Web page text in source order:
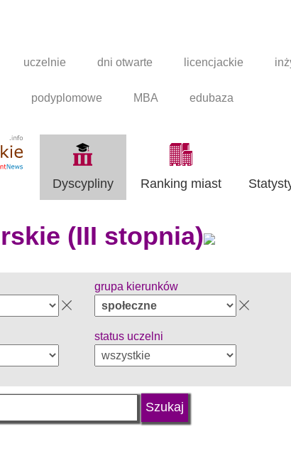
uczelnie dni otwarte licencjackie
podyplomowe MBA edubaza
Dyscypliny Ranking miast
(III stopnia)
grupa kierunków
status uczelni